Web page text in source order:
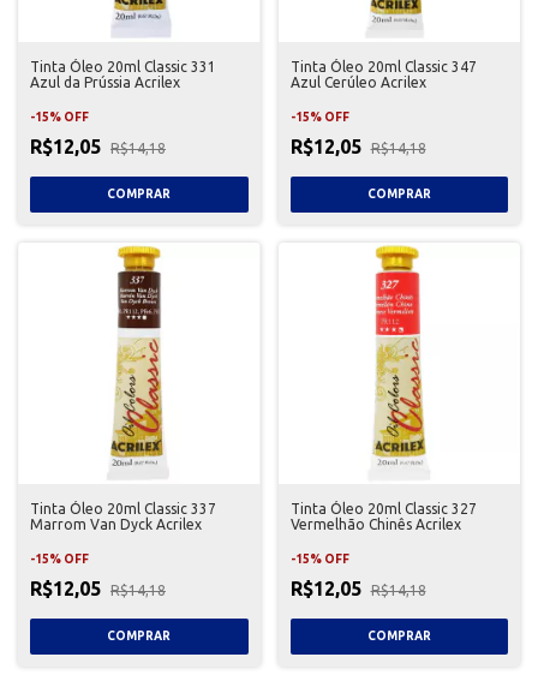
Tinta Óleo 20ml Classic 331
Azul da Prússia Acrilex
-15% OFF
R$12,05 R$14,18
Tinta Óleo 20ml Classic 347
Azul Cerúleo Acrilex
-15% OFF
R$12,05 R$14,18
Tinta Óleo 20ml Classic 337
Marrom Van Dyck Acrilex
-15% OFF
R$12,05 R$14,18
Tinta Óleo 20ml Classic 327
Vermelhão Chinês Acrilex
-15% OFF
R$12,05 R$14,18